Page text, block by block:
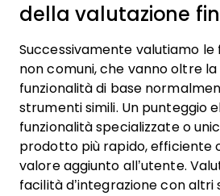
della valutazione
Successivamente valutiamo le
non comuni, che vanno oltre
funzionalità di base
strumenti simili. Un punteggio
funzionalità specializzate o
prodotto più rapido, efficiente
valore aggiunto all’utente.
facilità d’integrazione con altri